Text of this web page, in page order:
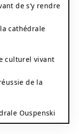
de s’y rendre
cathédrale
culturel vivant
de la
Ouspenski